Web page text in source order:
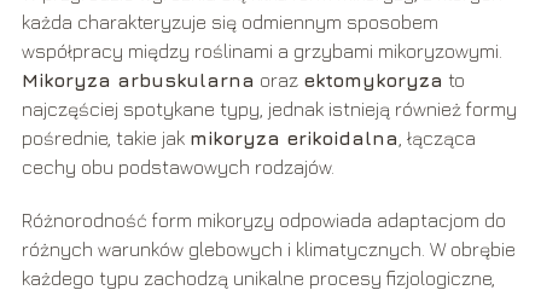
każda charakteryzuje się odmiennym sposobem
współpracy między roślinami a grzybami mikoryzowymi.
Mikoryza arbuskularna oraz ektomykoryza to
najczęściej spotykane typy, jednak istnieją również formy
pośrednie, takie jak mikoryza erikoidalna , łącząca
cechy obu podstawowych rodzajów.
Różnorodność form mikoryzy odpowiada adaptacjom do
różnych warunków glebowych i klimatycznych. W obrębie
każdego typu zachodzą unikalne procesy fizjologiczne,